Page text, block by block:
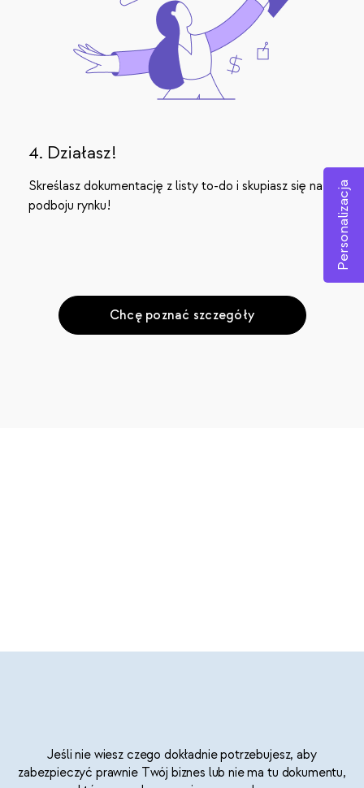
Personalizacja
4. Działasz!
Skreślasz dokumentację z listy to-do i skupiasz się na
podboju rynku!
Chcę poznać szczegóły
Jeśli nie wiesz czego dokładnie potrzebujesz, aby
zabezpieczyć prawnie Twój biznes lub nie ma tu dokumentu,